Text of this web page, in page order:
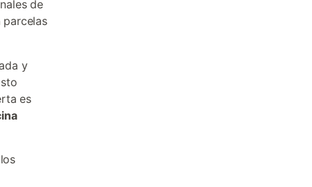
de
parcelas
y
es